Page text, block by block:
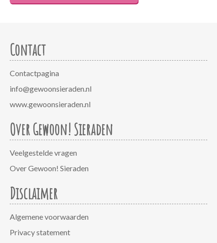
Contact
Contactpagina
info@gewoonsieraden.nl
www.gewoonsieraden.nl
Over Gewoon! Sieraden
Veelgestelde vragen
Over Gewoon! Sieraden
Disclaimer
Algemene voorwaarden
Privacy statement